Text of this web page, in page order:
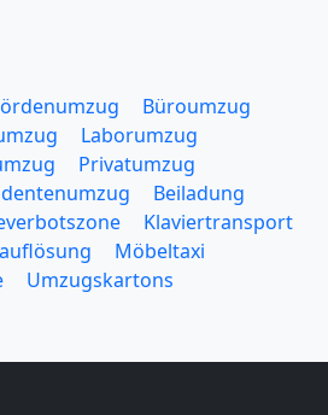
Büroumzug
Laborumzug
Privatumzug
Beiladung
Klaviertransport
Möbeltaxi
Umzugskartons